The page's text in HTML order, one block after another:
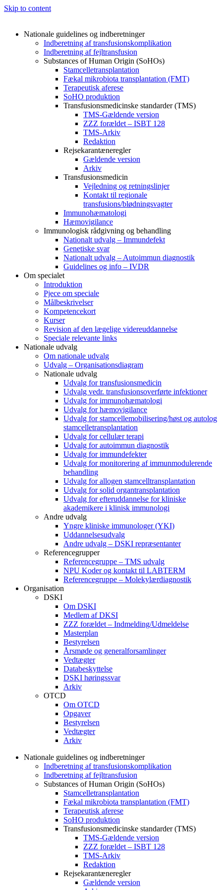
Skip to content
Nationale guidelines og indberetninger
Indberetning af transfusionskomplikation
Indberetning af fejltransfusion
Substances of Human Origin (SoHOs)
Stamcelletransplantation
Fækal mikrobiota transplantation (FMT)
Terapeutisk aferese
SoHO produktion
Transfusionsmedicinske standarder (TMS)
TMS-Gældende version
ZZZ forældet – ISBT 128
TMS-Arkiv
Redaktion
Rejsekarantæneregler
Gældende version
Arkiv
Transfusionsmedicin
Vejledning og retningslinjer
Kontakt til regionale
transfusions/blødningsvagter
Immunohæmatologi
Hæmovigilance
Immunologisk rådgivning og behandling
Nationalt udvalg – Immundefekt
Genetiske svar
Nationalt udvalg – Autoimmun diagnostik
Guidelines og info – IVDR
Om specialet
Introduktion
Pjece om speciale
Målbeskrivelser
Kompetencekort
Kurser
Revision af den lægelige videreuddannelse
Speciale relevante links
Nationale udvalg
Om nationale udvalg
Udvalg – Organisationsdiagram
Nationale udvalg
Udvalg for transfusionsmedicin
Udvalg vedr. transfusionsoverførte infektioner
Udvalg for immunohæmatologi
Udvalg for hæmovigilance
Udvalg for stamcellemobilisering/høst og autolog
stamcelletransplantation
Udvalg for cellulær terapi
Udvalg for autoimmun diagnostik
Udvalg for immundefekter
Udvalg for monitorering af immunmodulerende
behandling
Udvalg for allogen stamcelltransplantation
Udvalg for solid organtransplantation
Udvalg for efteruddannelse for kliniske
akademikere i klinisk immunologi
Andre udvalg
Yngre kliniske immunologer (YKI)
Uddannelsesudvalg
Andre udvalg – DSKI repræsentanter
Referencegrupper
Referencegruppe – TMS udvalg
NPU Koder og kontakt til LABTERM
Referencegruppe – Molekylærdiagnostik
Organisation
DSKI
Om DSKI
Medlem af DKSI
ZZZ forældet – Indmelding/Udmeldelse
Masterplan
Bestyrelsen
Årsmøde og generalforsamlinger
Vedtægter
Databeskyttelse
DSKI høringssvar
Arkiv
OTCD
Om OTCD
Opgaver
Bestyrelsen
Vedtægter
Arkiv
Nationale guidelines og indberetninger
Indberetning af transfusionskomplikation
Indberetning af fejltransfusion
Substances of Human Origin (SoHOs)
Stamcelletransplantation
Fækal mikrobiota transplantation (FMT)
Terapeutisk aferese
SoHO produktion
Transfusionsmedicinske standarder (TMS)
TMS-Gældende version
ZZZ forældet – ISBT 128
TMS-Arkiv
Redaktion
Rejsekarantæneregler
Gældende version